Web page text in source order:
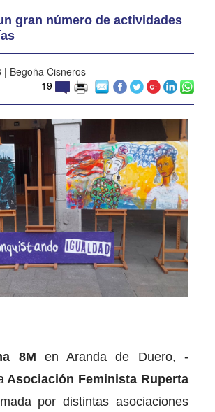
gran número de actividades
| Begoña Cisneros
19
8M en Aranda de Duero, -
Asociación Feminista Ruperta
por distintas asociaciones